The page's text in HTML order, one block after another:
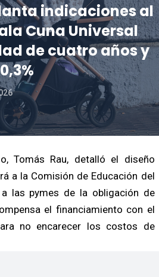
indicaciones al
Cuna Universal
de cuatro años y
Tomás Rau, detalló el diseño
a la Comisión de Educación del
las pymes de la obligación de
el financiamiento con el
no encarecer los costos de